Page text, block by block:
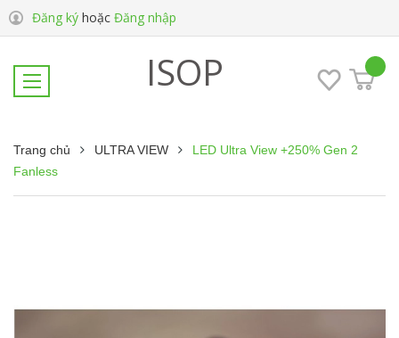
Đăng ký hoặc Đăng nhập
ISOP
Trang chủ ULTRA VIEW
LED Ultra View +250% Gen 2
Fanless